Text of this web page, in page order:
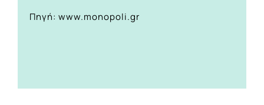
Πηγή: www.monopoli.gr